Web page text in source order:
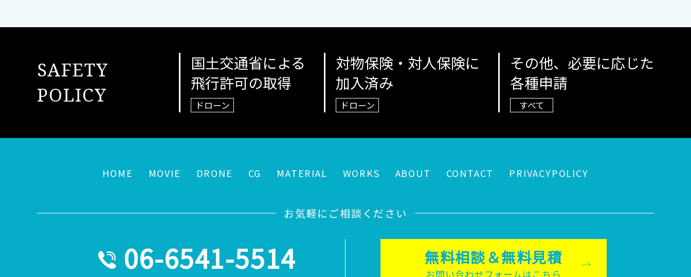
SAFETY
POLICY
国土交通省による
飛行許可の取得
ドローン
対物保険・対人保険に
加入済み
ドローン
その他、必要に応じた
各種申請
すべて
HOME MOVIE DRONE CG MATERIAL WORKS ABOUT CONTACT PRIVACYPOLICY
お気軽にご相談ください
06-6541-5514 無料相談＆無料見積
お問い合わせフォームはこちら